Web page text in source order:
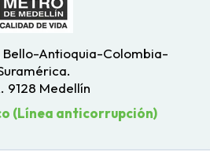
Bello-Antioquia-Colombia-
9128 Medellín
(Línea anticorrupción)